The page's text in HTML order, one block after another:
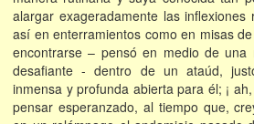
alargar exageradamente las inflexiones
así en enterramientos como en misas
encontrarse – pensó en medio de una
desafiante - dentro de un ataúd,
inmensa y profunda abierta para él; ¡
pensar esperanzado, al tiempo que,